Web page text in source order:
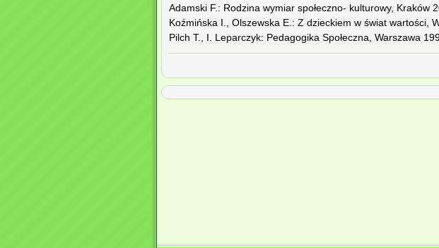
Adamski F.: Rodzina wymiar społeczno- kulturowy, Kraków
Koźmińska I., Olszewska E.: Z dzieckiem w świat wartości,
Pilch T., I. Leparczyk: Pedagogika Społeczna, Warszawa